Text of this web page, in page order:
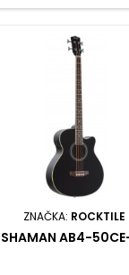
ZNAČKA: ROCKTILE
SHAMAN AB4-